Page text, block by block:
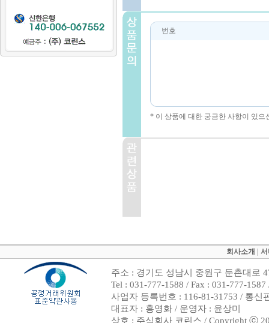
번호
* 이 상품에 대한 궁금한 사항이 있
회사소개
주소 : 경기도 성남시 중원구 둔촌대로
Tel : 031-777-1588 / Fax : 031-777-
사업자 등록번호 : 116-81-31753 / 통신
대표자 : 홍영화 / 운영자 : 윤상미
상호 : 주식회사 코린스 / Copyright ⓒ